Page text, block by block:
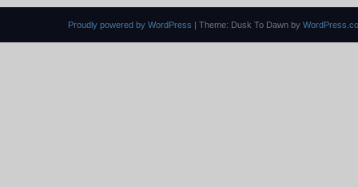
Proudly powered by WordPress Theme: Dusk To Dawn by